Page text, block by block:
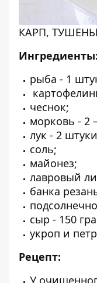
КАРП,
Ингредиенты:
рыба - 1
чеснок;
морковь - 2
лук - 2 штуки
соль;
майонез;
лавровый
банка
сыр - 150
укроп и
Рецепт:
У